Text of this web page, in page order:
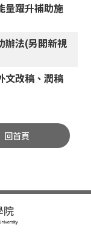
量躍升補助施
辦法(另開新視
文改稿、潤稿
回首頁